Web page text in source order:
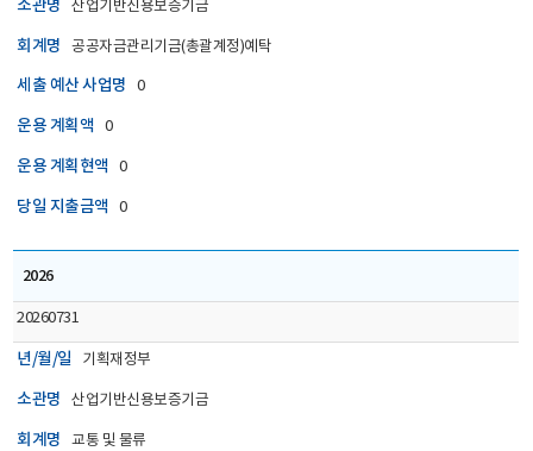
소관명 산업기반신용보증기금
회계명 공공자금관리기금(총괄계정)예탁
세출 예산 사업명 0
운용 계획액 0
운용 계획현액 0
당일 지출금액 0
2026
20260731
년/월/일 기획재정부
소관명 산업기반신용보증기금
회계명 교통 및 물류